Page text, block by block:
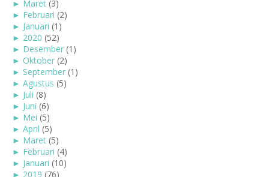
► Maret (3)
► Februari (2)
► Januari (1)
► 2020 (52)
► Desember (1)
► Oktober (2)
► September (1)
► Agustus (5)
► Juli (8)
► Juni (6)
► Mei (5)
► April (5)
► Maret (5)
► Februari (4)
► Januari (10)
► 2019 (76)